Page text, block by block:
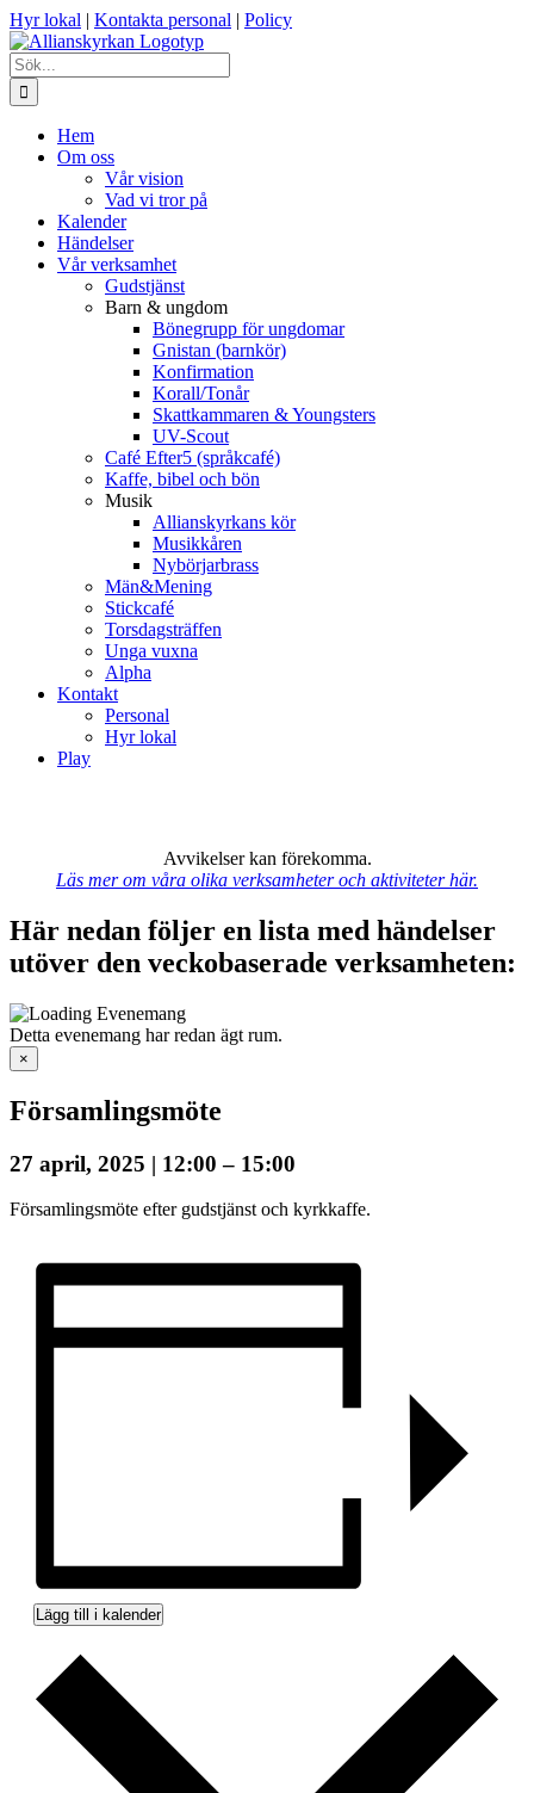
Fortsätt
till
innehållet
Hyr lokal | Kontakta personal | Policy
Sök
efter:
Hem
Om oss
Vår vision
Vad vi tror på
Kalender
Händelser
Vår verksamhet
Gudstjänst
Barn & ungdom
Bönegrupp för ungdomar
Gnistan (barnkör)
Konfirmation
Korall/Tonår
Skattkammaren & Youngsters
UV-Scout
Café Efter5 (språkcafé)
Kaffe, bibel och bön
Musik
Allianskyrkans kör
Musikkåren
Nybörjarbrass
Män&Mening
Stickcafé
Torsdagsträffen
Unga vuxna
Alpha
Kontakt
Personal
Hyr lokal
Play
Avvikelser kan förekomma.
Läs mer om våra olika verksamheter och aktiviteter här.
Här nedan följer en lista med händelser
utöver den veckobaserade verksamheten:
Detta evenemang har redan ägt rum.
×
Församlingsmöte
27 april, 2025 | 12:00 – 15:00
Församlingsmöte efter gudstjänst och kyrkkaffe.
Lägg till i kalender